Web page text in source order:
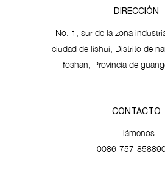
DIRECCIÓN
No. 1, sur de la zona
ciudad de lishui, Distrito de
foshan, Provincia de
CONTACTO
Llámenos
0086-757-